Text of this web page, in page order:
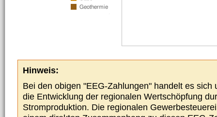
Hinweis:
Bei den obigen "EEG-Zahlungen" handelt es sich
die Entwicklung der regionalen Wertschöpfung
Stromproduktion. Die regionalen